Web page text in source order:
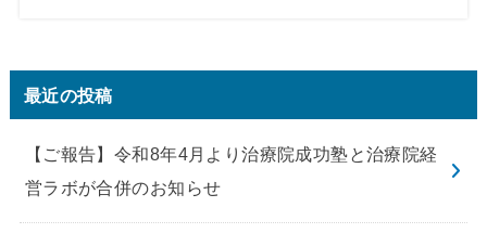
最近の投稿
【ご報告】令和8年4月より治療院成功塾と治療院経
営ラボが合併のお知らせ